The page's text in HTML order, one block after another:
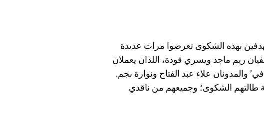
بهذه الشكوى تعرضوا مرات عديدة
ريم ماجد ويسري فودة، اللذان يعملان
والمدونان علاء عبد الفتاح ونوارة نجم.
بين 12 شخصية عامة طالتهم الشكوى؛ وجميعهم من ناقدي